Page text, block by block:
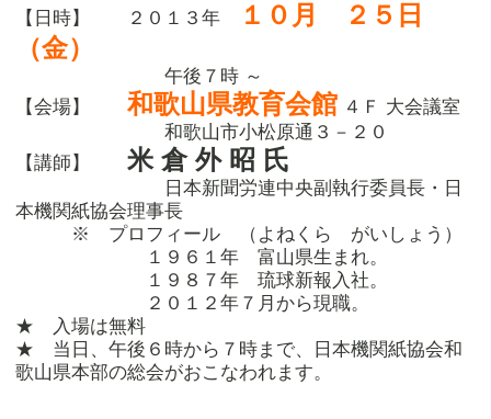
【日時】 ２０１３年
１０月 ２５日
（金）
午後７時 ～
【会場】 和歌山県教育会館 ４Ｆ 大会議室
和歌山市小松原通３－２０
【講師】 米 倉 外 昭 氏
日本新聞労連中央副執行委員長・日
本機関紙協会理事長
※ プロフィール （よねくら がいしょう）
１９６１年 富山県生まれ。
１９８７年 琉球新報入社。
２０１２年７月から現職。
★ 入場は無料
★ 当日、午後６時から７時まで、日本機関紙協会和
歌山県本部の総会がおこなわれます。